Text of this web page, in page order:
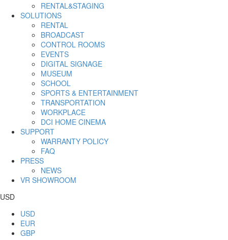
RENTAL&STAGING
SOLUTIONS
RENTAL
BROADCAST
CONTROL ROOMS
EVENTS
DIGITAL SIGNAGE
MUSEUM
SCHOOL
SPORTS & ENTERTAINMENT
TRANSPORTATION
WORKPLACE
DCI HOME CINEMA
SUPPORT
WARRANTY POLICY
FAQ
PRESS
NEWS
VR SHOWROOM
USD
USD
EUR
GBP